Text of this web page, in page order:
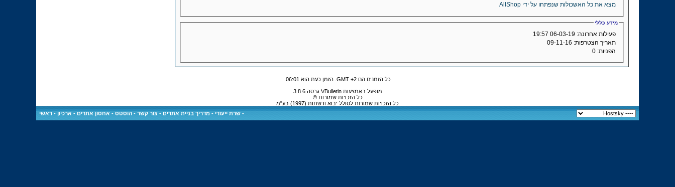
מצא את כל האשכולות שנפתחו על ידי AllShop
מידע כללי
פעילות אחרונה:
19:57
תאריך הצטרפות:
הפניות:
כל הזמנים הם GMT +2. הזמן כעת הוא 06:01
.
מופעל באמצעות VBulletin גרסה 3.8.6
כל הזכויות שמורות ©
כל הזכויות שמורות לסולל יבוא ורשתות (1997) בע"מ
- שרת ייעודי - מדריך בניית אתרים - צור קשר - הוסטס - אחסון אתרים - ארכיון - ראשי